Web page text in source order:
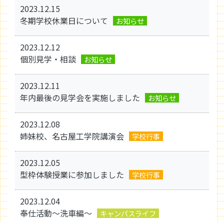
2023.12.15
冬期学校休業日について
お知らせ
2023.12.12
個別見学・相談
お知らせ
2023.12.11
年内最後の見学会を実施しました
お知らせ
2023.12.08
姉妹校、名古屋工学院講演会
学校行事
2023.12.05
型枠体験授業に参加しました
学校行事
2023.12.04
奉仕活動～洗車編～
キャンパスライフ